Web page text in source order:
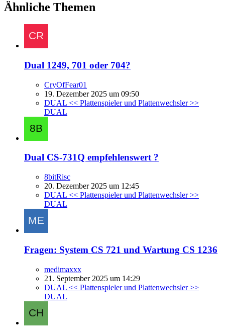
Ähnliche Themen
Dual 1249, 701 oder 704?
CryOfFear01
19. Dezember 2025 um 09:50
DUAL << Plattenspieler und Plattenwechsler >>
DUAL
Dual CS-731Q empfehlenswert ?
8bitRisc
20. Dezember 2025 um 12:45
DUAL << Plattenspieler und Plattenwechsler >>
DUAL
Fragen: System CS 721 und Wartung CS 1236
medimaxxx
21. September 2025 um 14:29
DUAL << Plattenspieler und Plattenwechsler >>
DUAL